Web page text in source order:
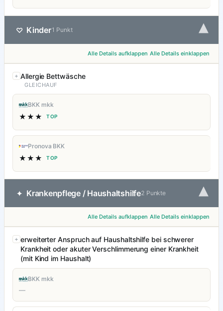
♡ Kinder1 Punkt ▾
Alle Details aufklappen Alle Details einklappen
Allergie Bettwäsche
GLEICHAUF
BKK mkk
★★★ TOP
Pronova BKK
★★★ TOP
✦ Krankenpflege / Haushaltshilfe2 Punkte ▾
Alle Details aufklappen Alle Details einklappen
erweiterter Anspruch auf Haushaltshilfe bei schwerer
Krankheit oder akuter Verschlimmerung einer Krankheit
(mit Kind im Haushalt)
BKK mkk
—